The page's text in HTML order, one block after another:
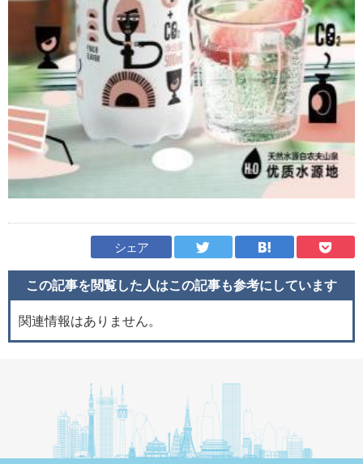
シェア
この記事を閲覧した人はこの記事も参考にしています
関連情報はありません。